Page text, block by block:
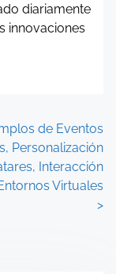
diariamente
innovaciones
de Eventos
Personalización
Interacción
Virtuales
>